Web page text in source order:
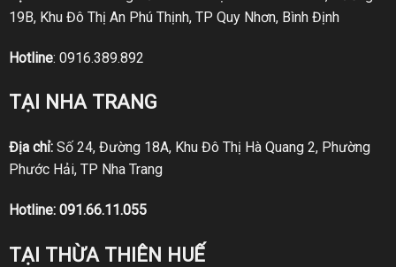
19B, Khu Đô Thị An Phú Thịnh, TP Quy Nhơn, Bình Định
Hotline: 0916.389.892
TẠI NHA TRANG
Địa chỉ:Số 24, Đường 18A, Khu Đô Thị Hà Quang 2, Phường
Phước Hải, TP Nha Trang
Hotline: 091.66.11.055
TẠI THỪA THIÊN HUẾ